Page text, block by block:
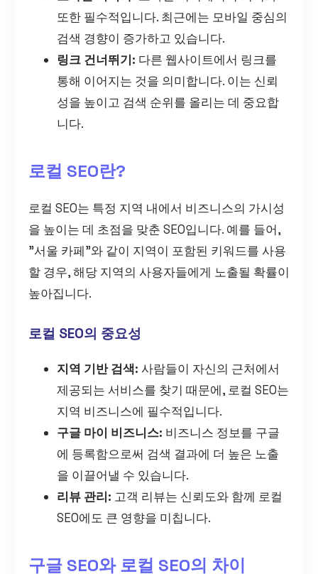
또한 필수적입니다. 최근에는 모바일 중심의
검색 경향이 증가하고 있습니다.
링크 건너뛰기: 다른 웹사이트에서 링크를
통해 이어지는 것을 의미합니다. 이는 신뢰
성을 높이고 검색 순위를 올리는 데 중요합
니다.
로컬 SEO란?
로컬 SEO는 특정 지역 내에서 비즈니스의 가시성
을 높이는 데 초점을 맞춘 SEO입니다. 예를 들어,
"서울 카페"와 같이 지역이 포함된 키워드를 사용
할 경우, 해당 지역의 사용자들에게 노출될 확률이
높아집니다.
로컬 SEO의 중요성
지역 기반 검색: 사람들이 자신의 근처에서
제공되는 서비스를 찾기 때문에, 로컬 SEO는
지역 비즈니스에 필수적입니다.
구글 마이 비즈니스: 비즈니스 정보를 구글
에 등록함으로써 검색 결과에 더 높은 노출
을 이끌어낼 수 있습니다.
리뷰 관리: 고객 리뷰는 신뢰도와 함께 로컬
SEO에도 큰 영향을 미칩니다.
구글 SEO와 로컬 SEO의 차이